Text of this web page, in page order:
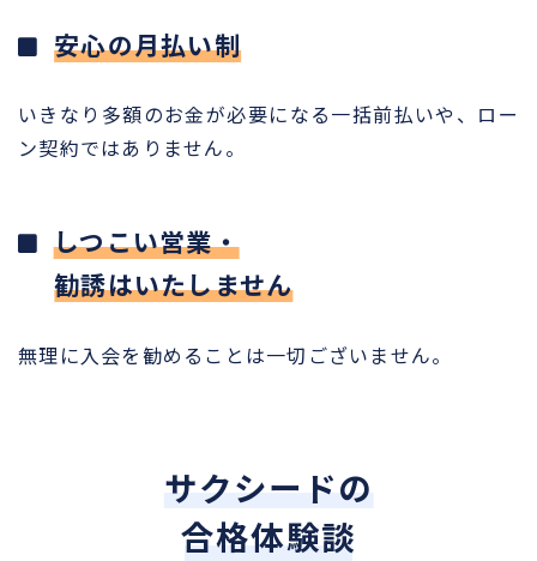
安心の月払い制
いきなり多額のお金が必要になる一括前払いや、ロー
ン契約ではありません。
しつこい営業・
勧誘はいたしません
無理に入会を勧めることは一切ございません。
サクシードの
合格体験談